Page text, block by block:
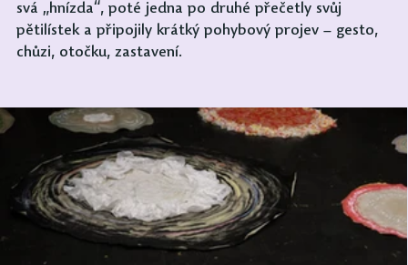
svá „hnízda“, poté jedna po druhé přečetly svůj
pětilístek a připojily krátký pohybový projev – gesto,
chůzi, otočku, zastavení.